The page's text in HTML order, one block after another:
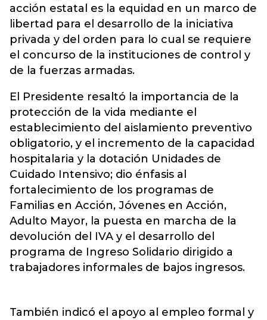
acción estatal es la equidad en un marco de
libertad para el desarrollo de la iniciativa
privada y del orden para lo cual se requiere
el concurso de la instituciones de control y
de la fuerzas armadas.
El Presidente resaltó la importancia de la
protección de la vida mediante el
establecimiento del aislamiento preventivo
obligatorio, y el incremento de la capacidad
hospitalaria y la dotación Unidades de
Cuidado Intensivo; dio énfasis al
fortalecimiento de los programas de
Familias en Acción, Jóvenes en Acción,
Adulto Mayor, la puesta en marcha de la
devolución del IVA y el desarrollo del
programa de Ingreso Solidario dirigido a
trabajadores informales de bajos ingresos.
También indicó el apoyo al empleo formal y